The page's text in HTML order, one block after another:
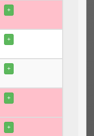
+
+
+
+
+